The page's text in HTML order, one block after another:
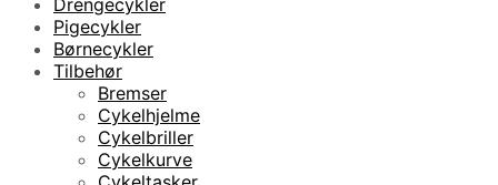
Drengecykler
Pigecykler
Børnecykler
Tilbehør
Bremser
Cykelhjelme
Cykelbriller
Cykelkurve